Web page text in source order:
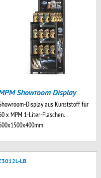
Showroom Display
Display aus Kunststoff für
x MPM 1-Liter-Flaschen.
LB